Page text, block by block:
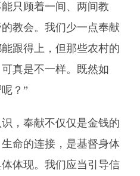
只顾着一间、两间教
教会。我们少一点奉献
跟得上，但那些农村的
真是不一样。既然如
？”
，奉献不仅仅是金钱的
命的连接，是基督身体
体现。我们应当引导信